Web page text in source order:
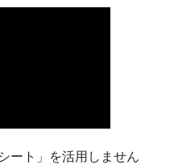
ート」を活用しません